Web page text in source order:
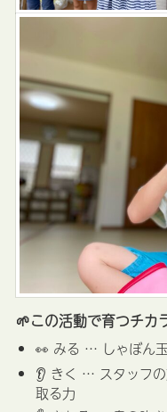
🌱この活動で育つチカ
👀 みる … しゃぼん
👂 きく … スタッフ
取る力